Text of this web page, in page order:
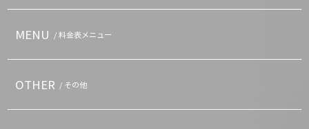
MENU / 料金表メニュー
OTHER / その他